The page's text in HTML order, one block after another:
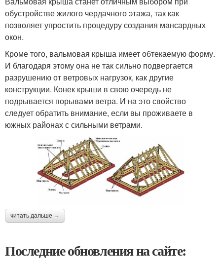
обустройстве жилого чердачного этажа, так как
позволяет упростить процедуру создания мансардных
окон.
Кроме того, вальмовая крыша имеет обтекаемую форму.
И благодаря этому она не так сильно подвергается
разрушению от ветровых нагрузок, как другие
конструкции. Конек крыши в свою очередь не
подрывается порывами ветра. И на это свойство
следует обратить внимание, если вы проживаете в
южных районах с сильными ветрами.
читать дальше →
Последние обновления на сайте: